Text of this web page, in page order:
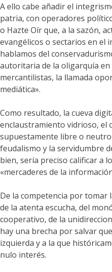
A ello cabe añadir el
patria, con operadores
o Hazte Oír que, a la sazón,
evangélicos o sectarios en el
hablamos del
autoritaria de la oligarquía en
mercantilistas, la llamada
mediática».
Como resultado, la cueva
enclaustramiento vidrioso, el
supuestamente libre o
feudalismo y la servidumbre
bien, sería preciso calificar a
«mercaderes de la
De la competencia por tomar
de la atenta escucha, del
cooperativo, de la
hay una brecha por salvar
izquierda y a la que
nulo interés.